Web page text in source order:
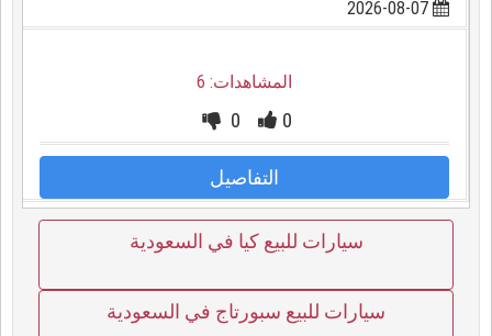
المشاهدات: 6
0
0
التفاصيل
سيارات للبيع كيا في السعودية
سيارات للبيع سبورتاج في السعودية